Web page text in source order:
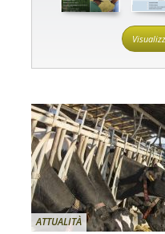
ATTUALITÀ